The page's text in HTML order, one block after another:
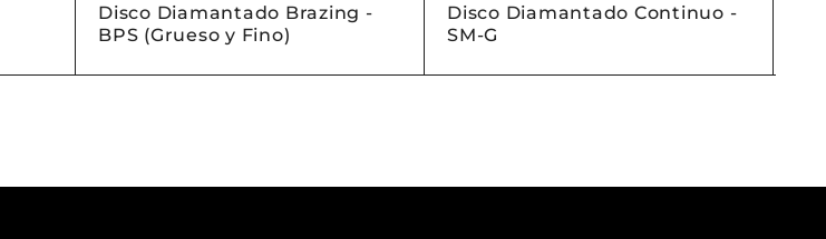
Disco Diamantado Brazing -
BPS (Grueso y Fino)
Disco Diamantado Continuo -
SM-G